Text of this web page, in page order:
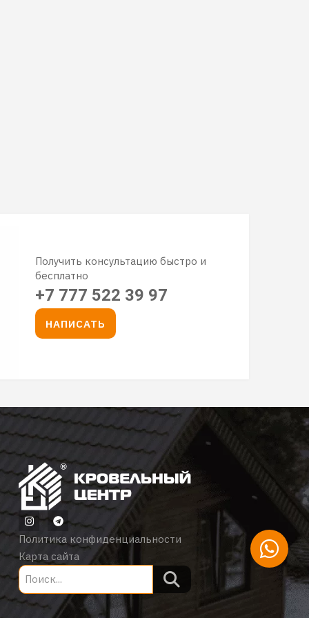
Получить консультацию быстро и
бесплатно
+7 777 522 39 97
НАПИСАТЬ
Политика конфиденциальности
Карта сайта